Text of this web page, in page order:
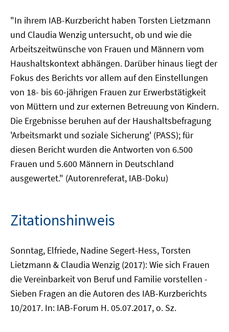
"In ihrem IAB-Kurzbericht haben Torsten Lietzmann
und Claudia Wenzig untersucht, ob und wie die
Arbeitszeitwünsche von Frauen und Männern vom
Haushaltskontext abhängen. Darüber hinaus liegt der
Fokus des Berichts vor allem auf den Einstellungen
von 18- bis 60-jährigen Frauen zur Erwerbstätigkeit
von Müttern und zur externen Betreuung von Kindern.
Die Ergebnisse beruhen auf der Haushaltsbefragung
'Arbeitsmarkt und soziale Sicherung' (PASS); für
diesen Bericht wurden die Antworten von 6.500
Frauen und 5.600 Männern in Deutschland
ausgewertet." (Autorenreferat, IAB-Doku)
Zitationshinweis
Sonntag, Elfriede, Nadine Segert-Hess, Torsten
Lietzmann & Claudia Wenzig (2017): Wie sich Frauen
die Vereinbarkeit von Beruf und Familie vorstellen -
Sieben Fragen an die Autoren des IAB-Kurzberichts
10/2017. In: IAB-Forum H. 05.07.2017, o. Sz.